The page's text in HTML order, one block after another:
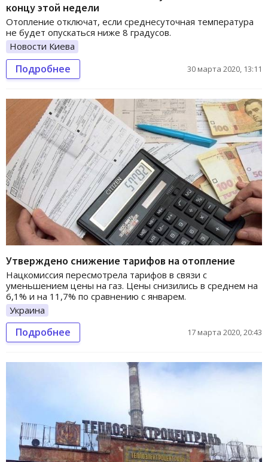
концу этой недели
Отопление отключат, если среднесуточная температура
не будет опускаться ниже 8 градусов.
Новости Киева
Подробнее 30 марта 2020, 13:11
Утверждено снижение тарифов на отопление
Нацкомиссия пересмотрела тарифов в связи с
уменьшением цены на газ. Цены снизились в среднем на
6,1% и на 11,7% по сравнению с январем.
Украина
Подробнее 17 марта 2020, 20:43